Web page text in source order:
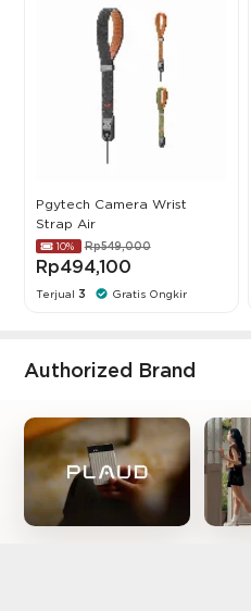
Pgytech Camera Wrist
Strap Air
10% Rp549,000
Rp494,100
Terjual3 Gratis Ongkir
Authorized Brand